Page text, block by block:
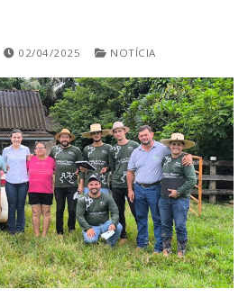
02/04/2025 NOTÍCIA